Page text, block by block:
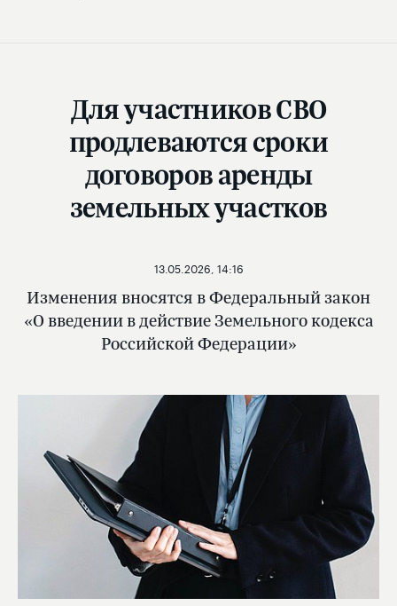
Для участников СВО
продлеваются сроки
договоров аренды
земельных участков
Изменения вносятся в Федеральный закон
«О введении в действие Земельного кодекса
Российской Федерации»
13.05.2026, 14:16